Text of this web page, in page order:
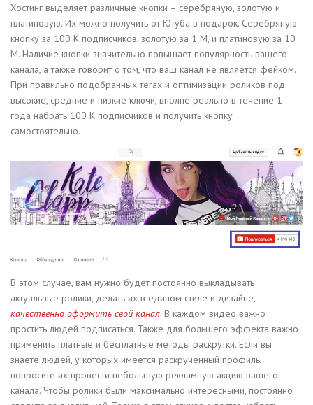
Хостинг выделяет различные кнопки – серебряную, золотую и
платиновую. Их можно получить от Ютуба в подарок. Серебряную
кнопку за 100 К подписчиков, золотую за 1 М, и платиновую за 10
М. Наличие кнопки значительно повышает популярность вашего
канала, а также говорит о том, что ваш канал не является фейком.
При правильно подобранных тегах и оптимизации роликов под
высокие, средние и низкие ключи, вполне реально в течение 1
года набрать 100 К подписчиков и получить кнопку
самостоятельно.
В этом случае, вам нужно будет постоянно выкладывать
актуальные ролики, делать их в едином стиле и дизайне,
качественно оформить свой канал. В каждом видео важно
простить людей подписаться. Также для большего эффекта важно
применить платные и бесплатные методы раскрутки. Если вы
знаете людей, у которых имеется раскрученный профиль,
попросите их провести небольшую рекламную акцию вашего
канала. Чтобы ролики были максимально интересными, постоянно